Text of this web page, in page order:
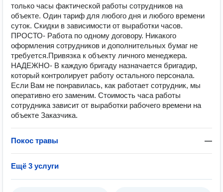
только часы фактической работы сотрудников на
объекте. Один тариф для любого дня и любого времени
суток. Скидки в зависимости от выработки часов.
ПРОСТО- Работа по одному договору. Никакого
оформления сотрудников и дополнительных бумаг не
требуется.Привязка к объекту личного менеджера.
НАДЕЖНО- В каждую бригаду назначается бригадир,
который контролирует работу остального персонала.
Если Вам не понравилась, как работает сотрудник, мы
оперативно его заменим. Стоимость часа работы
сотрудника зависит от выработки рабочего времени на
объекте Заказчика.
Покос травы —
Ещё 3 услуги